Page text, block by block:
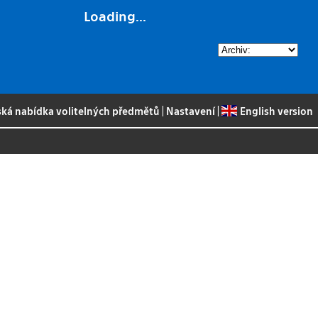
Loading...
nabídka volitelných předmětů Nastavení| English version